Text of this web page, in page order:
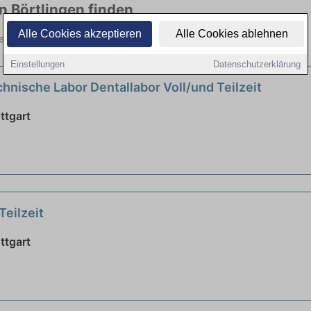
Alle Cookies akzeptieren Alle Cookies ablehnen
Einstellungen Datenschutzerklärung
Börtlingen finden
Branchen. Jetzt bewerben!
Labor Dentallabor Voll/und Teilzeit